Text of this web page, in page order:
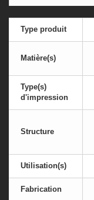
Type produit
Matière(s)
Type(s)
d'impression
Structure
Utilisation(s)
Fabrication